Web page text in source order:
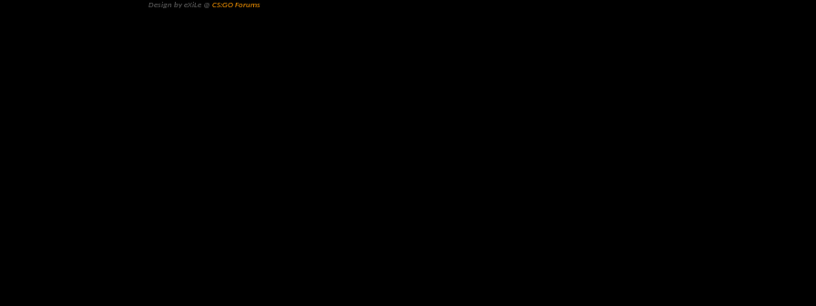
Design by eXiLe @ CS:GO Forums